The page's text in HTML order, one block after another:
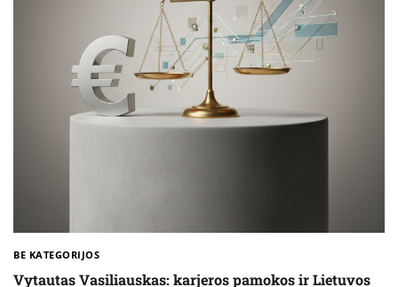
BE KATEGORIJOS
Vytautas Vasiliauskas: karjeros pamokos ir Lietuvos